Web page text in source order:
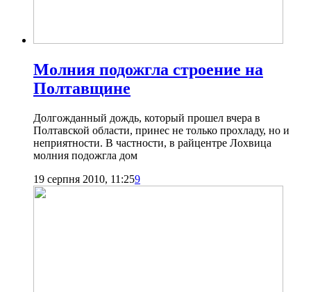
Молния подожгла строение на
Полтавщине
Долгожданный дождь, который прошел вчера в
Полтавской области, принес не только прохладу, но и
неприятности. В частности, в райцентре Лохвица
молния подожгла дом
19 серпня 2010, 11:259